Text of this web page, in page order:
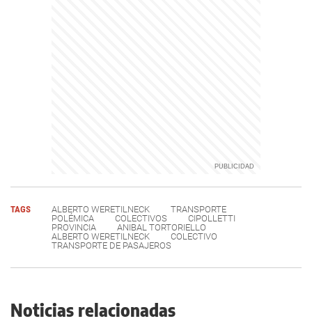
TAGS ALBERTO WERETILNECK
TRANSPORTE
POLÉMICA
COLECTIVOS
CIPOLLETTI
PROVINCIA
ANIBAL TORTORIELLO
ALBERTO WERETILNECK
COLECTIVO
TRANSPORTE DE PASAJEROS
Noticias relacionadas